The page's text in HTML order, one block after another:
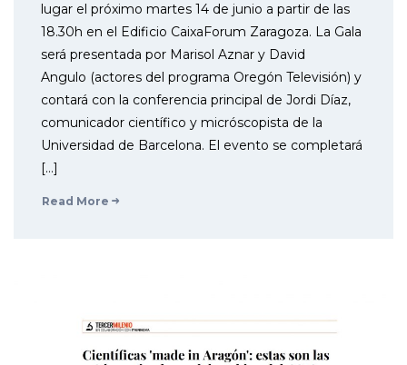
lugar el próximo martes 14 de junio a partir de las
18.30h en el Edificio CaixaForum Zaragoza. La Gala
será presentada por Marisol Aznar y David
Angulo (actores del programa Oregón Televisión) y
contará con la conferencia principal de Jordi Díaz,
comunicador científico y micróscopista de la
Universidad de Barcelona. El evento se completará
[…]
Read More